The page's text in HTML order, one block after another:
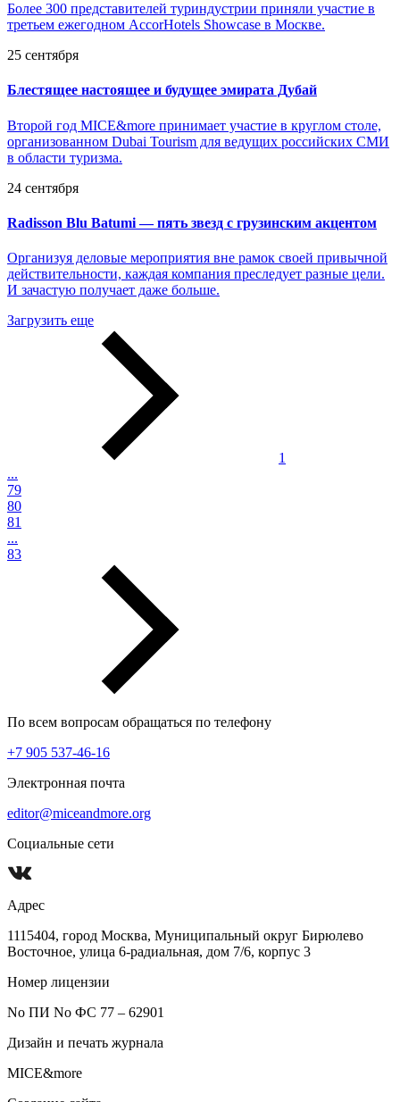
Более 300 представителей туриндустрии приняли участие в
третьем ежегодном AccorHotels Showcase в Москве.
25 сентября
Блестящее настоящее и будущее эмирата Дубай
Второй год MICE&more принимает участие в круглом столе,
организованном Dubai Tourism для ведущих российских СМИ
в области туризма.
24 сентября
Radisson Blu Batumi — пять звезд с грузинским акцентом
Организуя деловые мероприятия вне рамок своей привычной
действительности, каждая компания преследует разные цели.
И зачастую получает даже больше.
Загрузить еще
1
...
79
80
81
...
83
По всем вопросам обращаться по телефону
+7 905 537-46-16
Электронная почта
editor@miceandmore.org
Социальные сети
Адрес
1115404, город Москва, Муниципальный округ Бирюлево
Восточное, улица 6-радиальная, дом 7/6, корпус 3
Номер лицензии
No ПИ No ФС 77 – 62901
Дизайн и печать журнала
MICE&more